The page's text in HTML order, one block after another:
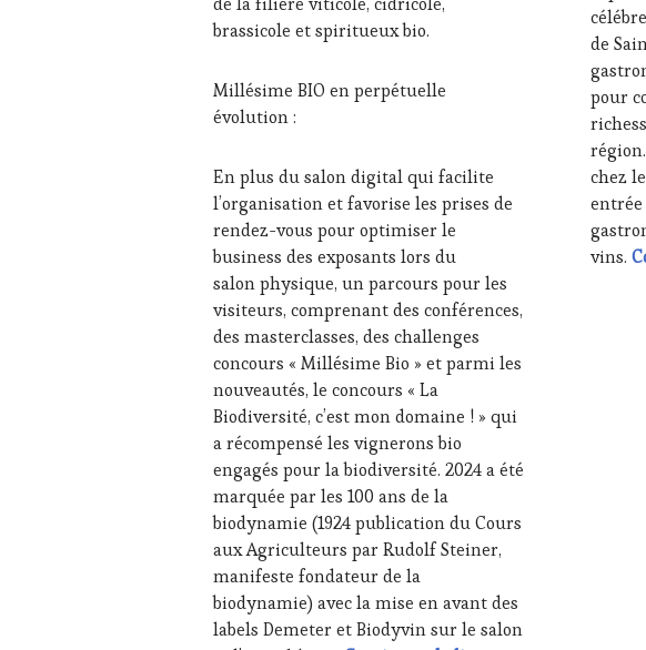
&
DÉGUSTATIONS,
MÉDIAS,
PRESSE
RADIO,
TV,
WEB,
OENOTOURISME,
PALETTE,
PARTENAIRES
TOURISME
PRODUCTEURS
TERROIR,
PROVENCE,
RESTAURATEUR,
CHEF,
CUISINIER,
ŒNOLOGUE,
SOMMELIER,
SAINTE-
VICTOIRE
SALONS
INTERNATIONAUX,
SPOT
BY,
brassicole et spiritueux bio.
Millésime BIO en perpétuelle
évolution :
En plus du salon digital qui facilite
l’organisation et favorise les prises de
rendez-vous pour optimiser le
business des exposants lors du
salon physique, un parcours pour les
visiteurs, comprenant des conférences,
des masterclasses, des challenges
concours « Millésime Bio » et parmi les
nouveautés, le concours « La
Biodiversité, c’est mon domaine ! » qui
a récompensé les vignerons bio
engagés pour la biodiversité. 2024 a été
marquée par les 100 ans de la
biodynamie (1924 publication du Cours
aux Agriculteurs par Rudolf Steiner,
manifeste fondateur de la
biodynamie) avec la mise en avant des
labels Demeter et Biodyvin sur le salon
ÉCRITE,
RADIO,
TV,
WEB,
de
pour
chez
entrée
vins.